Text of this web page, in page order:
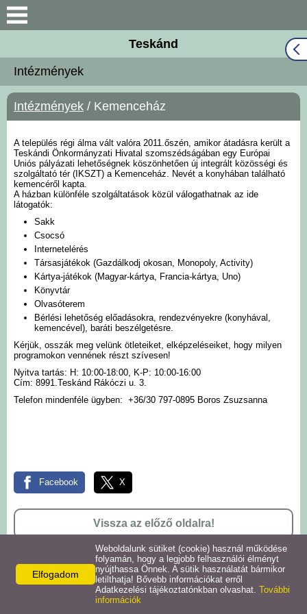
Keresés
Közös Önkormányzati
Hivatal
Naptár
Választási információk
Bemutatkozás
Falutörténet
Hírek
Önkormányzat
Intézmények
Pályázatok
Galéria
Szolgáltatások
Helyi vállalkozások
Helyi kiadványok
Teskánd
Intézmények
Intézmények / Kemenceház
A település régi álma vált valóra 2011.őszén, amikor átadásra került a
Teskándi Önkormányzati Hivatal szomszédságában egy Európai
Uniós pályázati lehetőségnek köszönhetően új integrált közösségi és
szolgáltató tér (IKSZT) a Kemenceház. Nevét a konyhában található
kemencéről kapta.
A házban különféle szolgáltatások közül válogathatnak az ide
látogatók:
Sakk
Csocsó
Internetelérés
Társasjátékok (Gazdálkodj okosan, Monopoly, Activity)
Kártya-játékok (Magyar-kártya, Francia-kártya, Uno)
Könyvtár
Olvasóterem
Bérlési lehetőség előadásokra, rendezvényekre (konyhával,
kemencével), baráti beszélgetésre.
Kérjük, osszák meg velünk ötleteiket, elképzeléseiket, hogy milyen
programokon vennének részt szívesen!
Nyitva tartás: H: 10:00-18:00, K-P: 10:00-16:00
Cím: 8991.Teskánd Rákóczi u. 3.
Telefon mindenféle ügyben: +36/30 797-0895 Boros Zsuzsanna
Facebook X
Vissza az előző oldalra!
Elfogadom
Weboldalunk sütiket (cookie) használ működése
folyamán, hogy a legjobb felhasználói élményt
nyújthassa Önnek. A sütik használatát bármikor
letilthatja! Bővebb információkat erről
Adatkezelési tájékoztatónkban olvashat. További
információk